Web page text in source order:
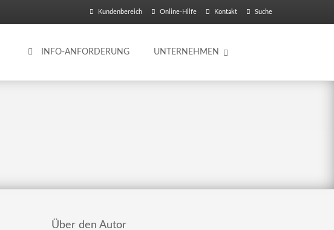
Kundenbereich Online-Hilfe Kontakt Suche
INFO-ANFORDERUNG UNTERNEHMEN
Über den Autor